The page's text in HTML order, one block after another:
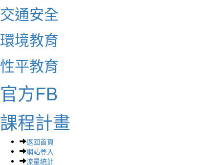
交通安全
環境教育
性平教育
官方FB
課程計畫
返回首頁
網站登入
流量統計